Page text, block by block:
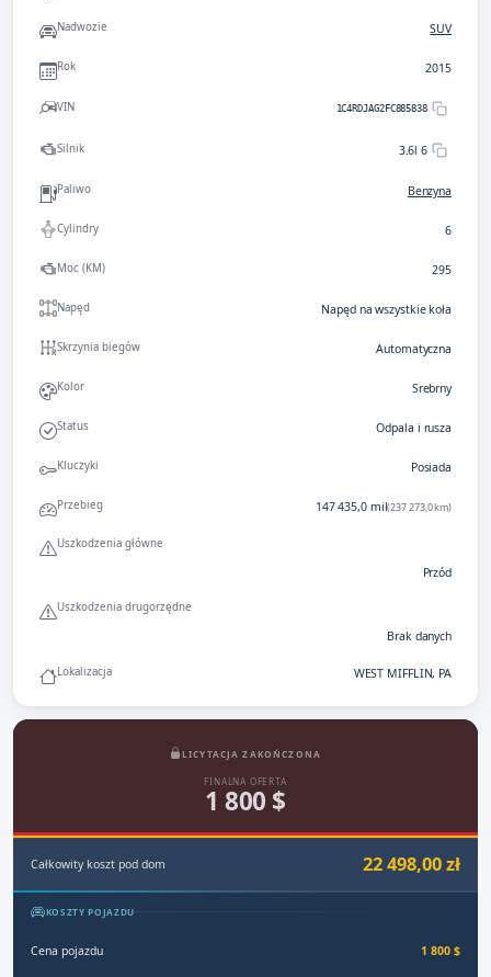
Nadwozie SUV
Rok 2015
VIN 1C4RDJAG2FC885838
Silnik 3.6l 6
Paliwo Benzyna
Cylindry 6
Moc (KM) 295
Napęd Napęd na wszystkie koła
Skrzynia biegów Automatyczna
Kolor Srebrny
Status Odpala i rusza
Kluczyki Posiada
Przebieg 147 435,0 mil(237 273,0 km)
Uszkodzenia główne
Przód
Uszkodzenia drugorzędne
Brak danych
Lokalizacja WEST MIFFLIN, PA
LICYTACJA ZAKOŃCZONA
FINALNA OFERTA
1 800 $
Całkowity koszt pod dom 22 498,00 zł
KOSZTY POJAZDU
Cena pojazdu 1 800 $